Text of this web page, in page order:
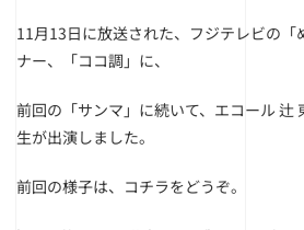
11月13日に放送された、フジテレビの「
ナー、「ココ調」に、
前回の「サンマ」に続いて、エコール 辻
生が出演しました。
前回の様子は、コチラをどうぞ。